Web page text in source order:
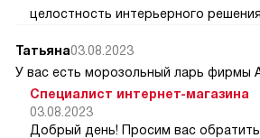
целостность интерьерного решения.
Татьяна03.08.2023
У вас есть морозольный ларь фирмы
Специалист интернет-магазина
03.08.2023
Добрый день! Просим вас